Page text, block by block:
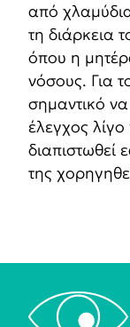
από
τη διάρκεια
όπου η
νόσους. Για
σημαντικό να
έλεγχος
διαπιστωθεί
της